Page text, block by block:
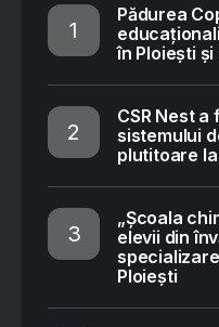
Pădurea
în Ploiești
CSR Nest
sistemului
plutitoare
„Școala
elevii din
Ploiești